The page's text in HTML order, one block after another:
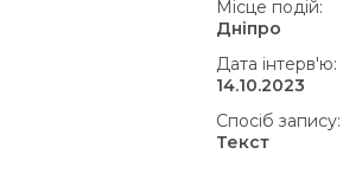
Місце подій:
Дніпро
Дата інтерв'ю:
14.10.2023
Спосіб запису:
Текст